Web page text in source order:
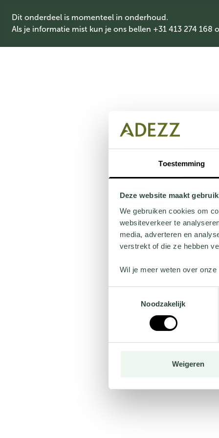
Toestemming
Deze website maakt
We gebruiken cookies om
websiteverkeer te
media, adverteren en
verstrekt of die ze hebben
Wil je meer weten over
Noodzakelijk
Weigeren
Dit onderdeel is momenteel in onderhoud.
Als je informatie mist kun je ons bellen +31 413 274 168